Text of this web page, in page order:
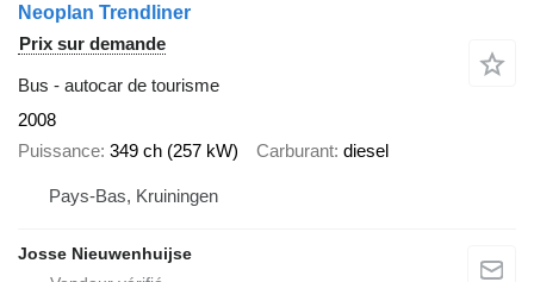
Neoplan Trendliner
Prix sur demande
Bus - autocar de tourisme
2008
Puissance 349 ch (257 kW) Carburant diesel
Pays-Bas, Kruiningen
Josse Nieuwenhuijse